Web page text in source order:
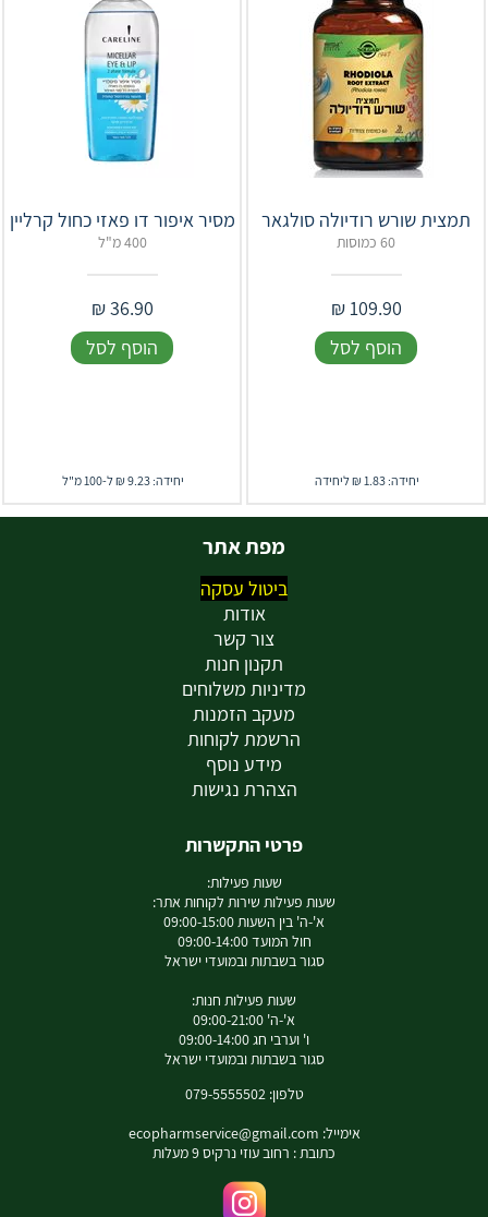
תמצית שורש רודיולה סולגאר
60 כמוסות
109.90
₪
הוסף לסל
יחידה: 1.83 ₪ ליחידה
מסיר איפור דו פאזי כחול קרליין
400 מ"ל
36.90
₪
הוסף לסל
יחידה: 9.23 ₪ ל-100 מ"ל
מפת אתר
ביטול עסקה
אודות
צור קשר
תקנון חנות
מדיניות משלוחים
מעקב הזמנות
הרשמת לקוחות
מידע נוסף
הצהרת נגישות
פרטי התקשרות
שעות פעילות:
שעות פעילות שירות לקוחות אתר:
א'-ה' בין השעות 09:00-15:00
חול המועד 09:00-14:00
סגור בשבתות ובמועדי ישראל
שעות פעילות חנות:
א'-ה' 09:00-21:00
ו' וערבי חג 09:00-14:00
סגור בשבתות ובמועדי ישראל
טלפון: 079-5555502
אימייל: ecopharmservice@gmail.com
כתובת : רחוב עוזי נרקיס 9 מעלות